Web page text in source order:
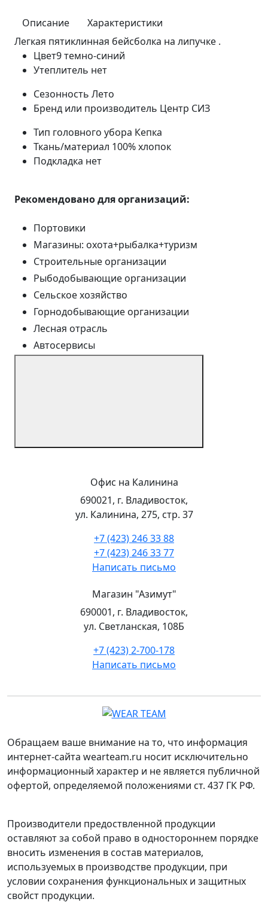
Описание
Характеристики
Легкая пятиклинная бейсболка на липучке .
Цвет9темно-синий
Утеплитель нет
Сезонность Лето
Бренд или производитель Центр СИЗ
Тип головного убора Кепка
Ткань/материал 100% хлопок
Подкладка нет
Рекомендовано для организаций:
Портовики
Магазины: охота+рыбалка+туризм
Строительные организации
Рыбодобывающие организации
Сельское хозяйство
Горнодобывающие организации
Лесная отрасль
Автосервисы
Офис на Калинина
690021, г. Владивосток,
ул. Калинина, 275, стр. 37
+7 (423) 246 33 88
+7 (423) 246 33 77
Написать письмо
Магазин "Азимут"
690001, г. Владивосток,
ул. Светланская, 108Б
+7 (423) 2-700-178
Написать письмо
Обращаем ваше внимание на то, что информация
интернет-сайта wearteam.ru носит исключительно
информационный характер и не является публичной
офертой, определяемой положениями ст. 437 ГК РФ.
Производители предоствленной продукции
оставляют за собой право в одностороннем порядке
вносить изменения в состав материалов,
используемых в производстве продукции, при
условии сохранения функциональных и защитных
свойст продукции.